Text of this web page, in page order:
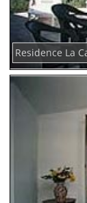
Residence La